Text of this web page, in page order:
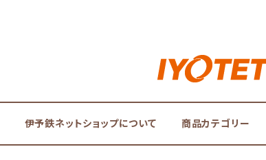
伊予鉄ネットショップについて 商品カテゴリー